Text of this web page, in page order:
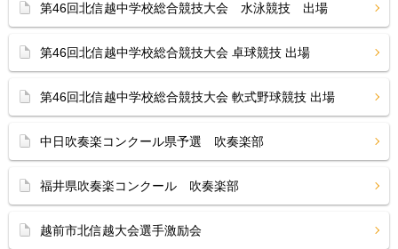
第46回北信越中学校総合競技大会 水泳競技 出場
第46回北信越中学校総合競技大会 卓球競技 出場
第46回北信越中学校総合競技大会 軟式野球競技 出場
中日吹奏楽コンクール県予選 吹奏楽部
福井県吹奏楽コンクール 吹奏楽部
越前市北信越大会選手激励会